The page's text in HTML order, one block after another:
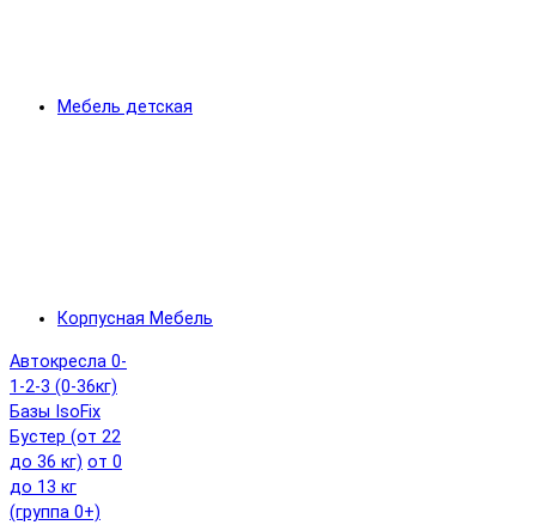
Мебель детская
Корпусная Мебель
Автокресла 0-
1-2-3 (0-36кг)
Базы IsoFix
Бустер (от 22
до 36 кг) от 0
до 13 кг
(группа 0+)